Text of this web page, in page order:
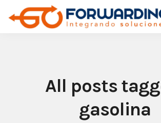
All posts
gasolina